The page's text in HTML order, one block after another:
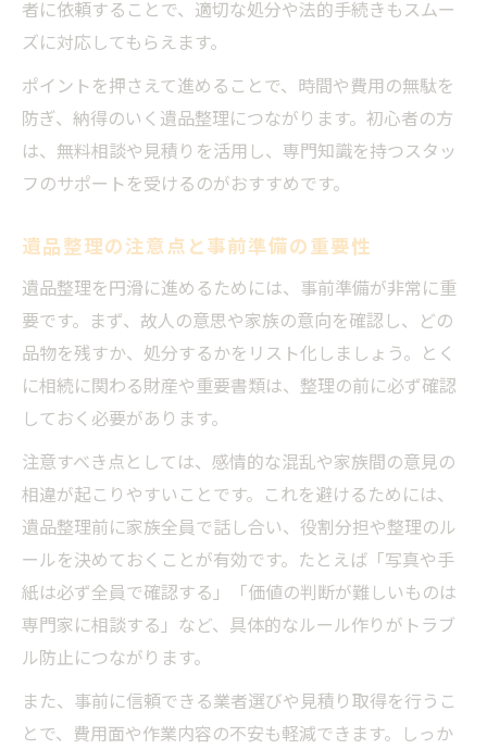
者に依頼することで、適切な処分や法的手続きもスムー
ズに対応してもらえます。
ポイントを押さえて進めることで、時間や費用の無駄を
防ぎ、納得のいく遺品整理につながります。初心者の方
は、無料相談や見積りを活用し、専門知識を持つスタッ
フのサポートを受けるのがおすすめです。
遺品整理の注意点と事前準備の重要性
遺品整理を円滑に進めるためには、事前準備が非常に重
要です。まず、故人の意思や家族の意向を確認し、どの
品物を残すか、処分するかをリスト化しましょう。とく
に相続に関わる財産や重要書類は、整理の前に必ず確認
しておく必要があります。
注意すべき点としては、感情的な混乱や家族間の意見の
相違が起こりやすいことです。これを避けるためには、
遺品整理前に家族全員で話し合い、役割分担や整理のル
ールを決めておくことが有効です。たとえば「写真や手
紙は必ず全員で確認する」「価値の判断が難しいものは
専門家に相談する」など、具体的なルール作りがトラブ
ル防止につながります。
また、事前に信頼できる業者選びや見積り取得を行うこ
とで、費用面や作業内容の不安も軽減できます。しっか